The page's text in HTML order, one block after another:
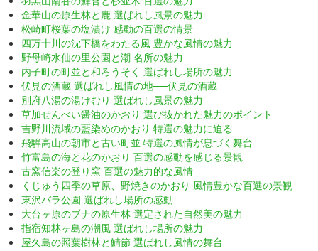
金華山の原生林と鹿 選ばれし風景の魅力
松崎町桜葉の塩漬け 感動の百選の情景
四万十川の沈下橋をわたる風 豊かな風情の魅力
野母崎水仙の里公園と潮 名所の魅力
内子町の町並と和ろうそく 選ばれし場所の魅力
伏見の酒蔵 選ばれし風情の地──伏見の酒蔵
別府八湯の湯けむり 選ばれし風景の魅力
草加せんべい醤油のかおり 選び抜かれた魅力のポイント
吉野川流域の藍染めのかおり 特選の魅力に迫る
飛騨高山の朝市と古い町並 特選の風情が息づく舞台
竹富島の海と花のかおり 百選の感動を感じる景観
古窯信楽の登り窯 百選の魅力的な風情
くじゅう四季の草原、野焼きのかおり 風情豊かな百選の景観
東沢バラ公園 選ばれし場所の感動
大台ヶ原のブナの原生林 選定された自然美の魅力
指宿知林ヶ島の潮風 選ばれし場所の魅力
屋久島の照葉樹林と鯖節 選ばれし風情の舞台